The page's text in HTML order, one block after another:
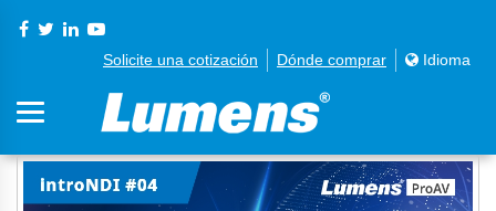
Solicite una cotización Dónde comprar Idioma